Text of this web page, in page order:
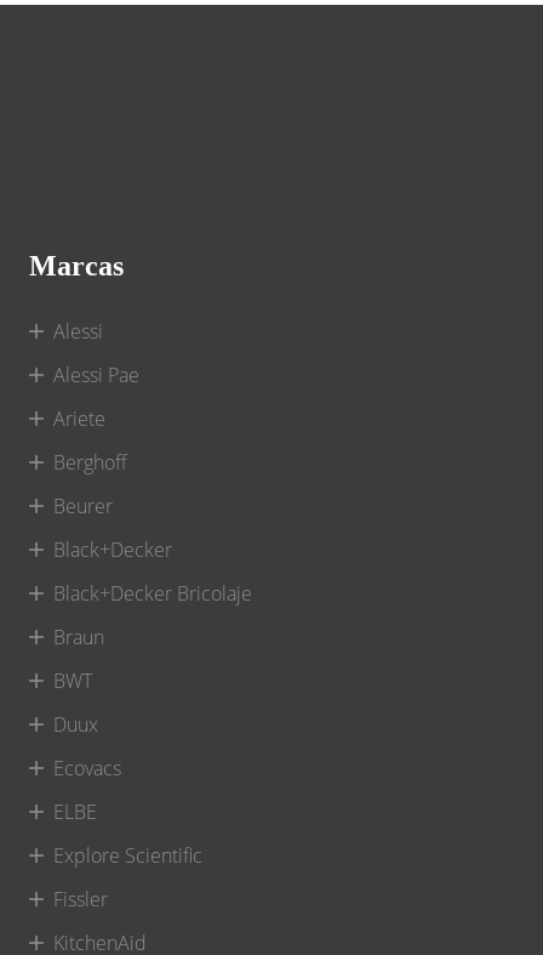
Marcas
Alessi
Alessi Pae
Ariete
Berghoff
Beurer
Black+Decker
Black+Decker Bricolaje
Braun
BWT
Duux
Ecovacs
ELBE
Explore Scientific
Fissler
KitchenAid